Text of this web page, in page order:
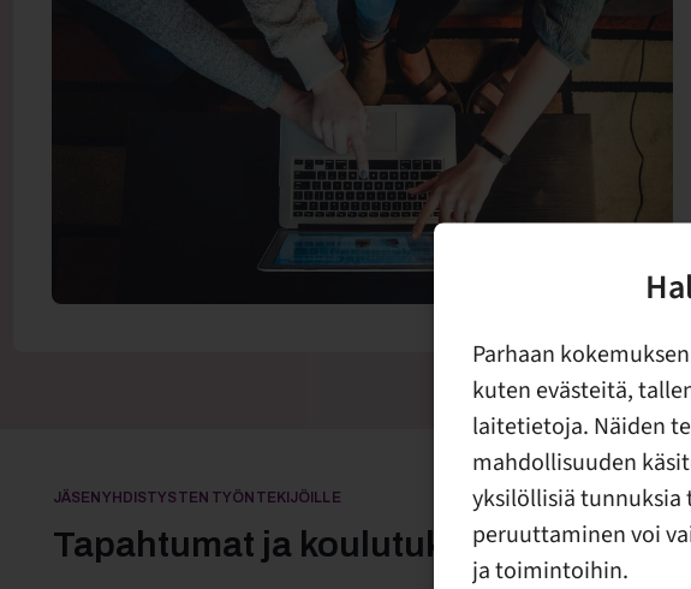
Parhaan
kuten evästeitä,
laitetietoja. Näiden
mahdollisuuden
yksilöllisiä tunnuksia
peruuttaminen voi
ja toimintoihin.
JÄSENYHDISTYSTEN TYÖNTEKIJÖILLE
Tapahtumat ja koulutukset
TIETOA JA TUKEA SINULLE
Tilaa uutiskirje Hyrrä
Ajankohtaista tietoa lasten ja
viikon välein.